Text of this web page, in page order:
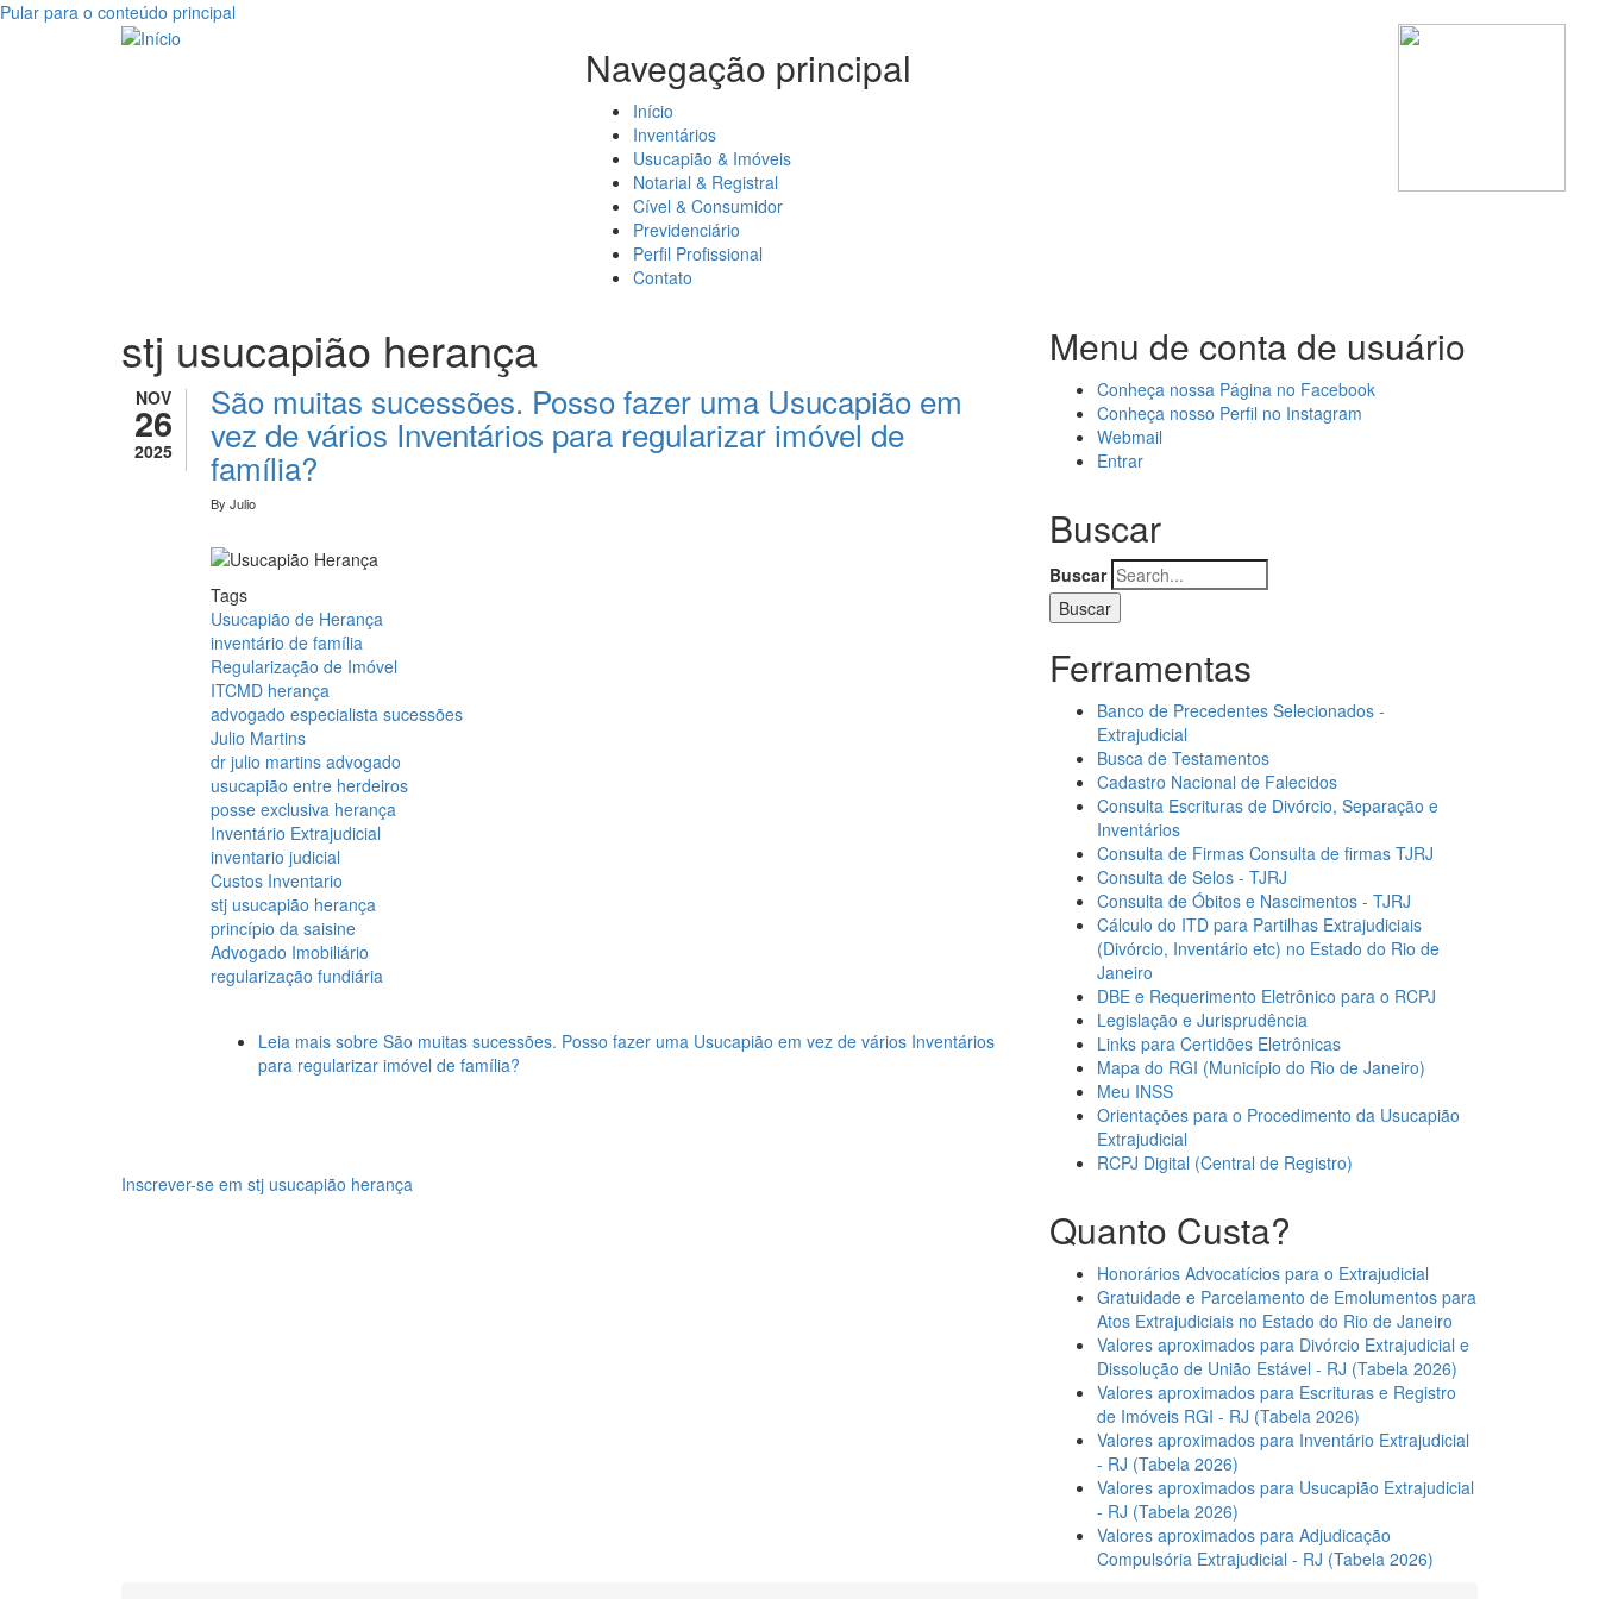
Pular para o conteúdo principal
Navegação principal
Início
Inventários
Usucapião & Imóveis
Notarial & Registral
Cível & Consumidor
Previdenciário
Perfil Profissional
Contato
stj usucapião herança
NOV
26
2025
São muitas sucessões. Posso fazer uma Usucapião em
vez de vários Inventários para regularizar imóvel de
família?
By Julio
Tags
Usucapião de Herança
inventário de família
Regularização de Imóvel
ITCMD herança
advogado especialista sucessões
Julio Martins
dr julio martins advogado
usucapião entre herdeiros
posse exclusiva herança
Inventário Extrajudicial
inventario judicial
Custos Inventario
stj usucapião herança
princípio da saisine
Advogado Imobiliário
regularização fundiária
Leia mais sobre São muitas sucessões. Posso fazer uma Usucapião em vez de vários Inventários
para regularizar imóvel de família?
Inscrever-se em stj usucapião herança
Menu de conta de usuário
Conheça nossa Página no Facebook
Conheça nosso Perfil no Instagram
Webmail
Entrar
Buscar
Buscar
Ferramentas
Banco de Precedentes Selecionados -
Extrajudicial
Busca de Testamentos
Cadastro Nacional de Falecidos
Consulta Escrituras de Divórcio, Separação e
Inventários
Consulta de Firmas Consulta de firmas TJRJ
Consulta de Selos - TJRJ
Consulta de Óbitos e Nascimentos - TJRJ
Cálculo do ITD para Partilhas Extrajudiciais
(Divórcio, Inventário etc) no Estado do Rio de
Janeiro
DBE e Requerimento Eletrônico para o RCPJ
Legislação e Jurisprudência
Links para Certidões Eletrônicas
Mapa do RGI (Município do Rio de Janeiro)
Meu INSS
Orientações para o Procedimento da Usucapião
Extrajudicial
RCPJ Digital (Central de Registro)
Quanto Custa?
Honorários Advocatícios para o Extrajudicial
Gratuidade e Parcelamento de Emolumentos para
Atos Extrajudiciais no Estado do Rio de Janeiro
Valores aproximados para Divórcio Extrajudicial e
Dissolução de União Estável - RJ (Tabela 2026)
Valores aproximados para Escrituras e Registro
de Imóveis RGI - RJ (Tabela 2026)
Valores aproximados para Inventário Extrajudicial
- RJ (Tabela 2026)
Valores aproximados para Usucapião Extrajudicial
- RJ (Tabela 2026)
Valores aproximados para Adjudicação
Compulsória Extrajudicial - RJ (Tabela 2026)